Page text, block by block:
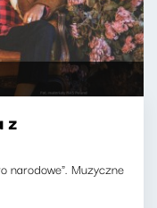
z
narodowe". Muzyczne